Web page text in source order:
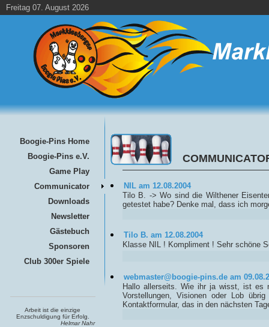
Freitag 07. August 2026
Boogie-Pins Home
Boogie-Pins e.V.
Game Play
Communicator
Downloads
Newsletter
Gästebuch
Sponsoren
Club 300er Spiele
Arbeit ist die einzige
Enzschuldigung für Erfolg.
Helmar Nahr
NIL am 12.08.2004
Tilo B. -> Wo sind die Wilthener
getestet habe? Denke mal, dass ich
Tilo B. am 12.08.2004
Klasse NIL ! Kompliment ! Sehr schöne
webmaster@boogie-pins.de am
Hallo allerseits. Wie ihr ja wisst, ist es
Vorstellungen, Visionen oder Lob
Kontaktformular, das in den nächsten